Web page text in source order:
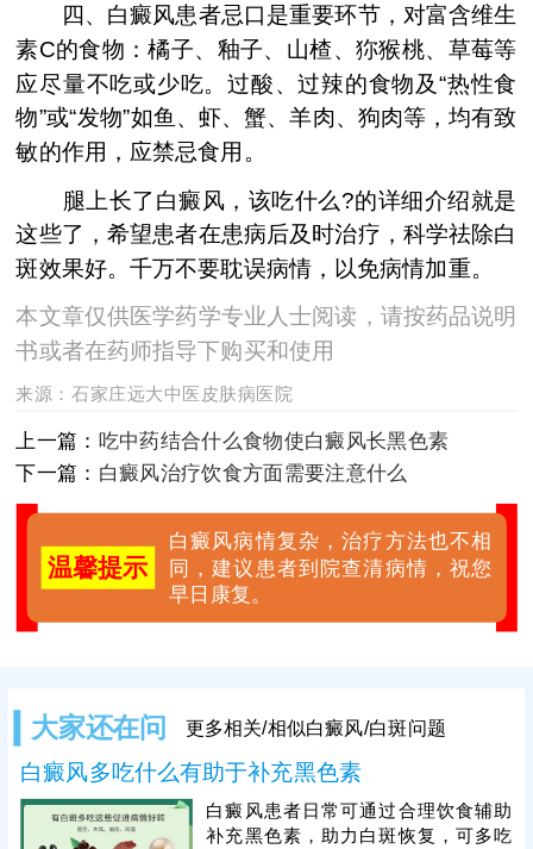
四、白癜风患者忌口是重要环节，对富含维生
素C的食物：橘子、釉子、山楂、狝猴桃、草莓等
应尽量不吃或少吃。过酸、过辣的食物及“热性食
物”或“发物”如鱼、虾、蟹、羊肉、狗肉等，均有致
敏的作用，应禁忌食用。
腿上长了白癜风，该吃什么?的详细介绍就是
这些了，希望患者在患病后及时治疗，科学祛除白
斑效果好。千万不要耽误病情，以免病情加重。
本文章仅供医学药学专业人士阅读，请按药品说明
书或者在药师指导下购买和使用
来源：石家庄远大中医皮肤病医院
上一篇： 吃中药结合什么食物使白癜风长黑色素
下一篇： 白癜风治疗饮食方面需要注意什么
温馨提示
白癜风病情复杂，治疗方法也不相
同，建议患者到院查清病情，祝您
早日康复。
大家还在问 更多相关/相似白癜风/白斑问题
白癜风多吃什么有助于补充黑色素
白癜风患者日常可通过合理饮食辅助
补充黑色素，助力白斑恢复，可多吃